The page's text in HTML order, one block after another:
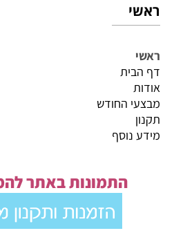
ראשי
ראשי
דף הבית
אודות
מבצעי החודש
תקנון
מידע נוסף
התמונות באתר